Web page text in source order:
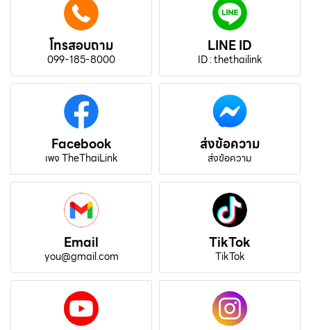
โทรสอบถาม
099-185-8000
LINE ID
ID : thethailink
Facebook
เพจ TheThaiLink
ส่งข้อความ
ส่งข้อความ
Email
you@gmail.com
TikTok
TikTok